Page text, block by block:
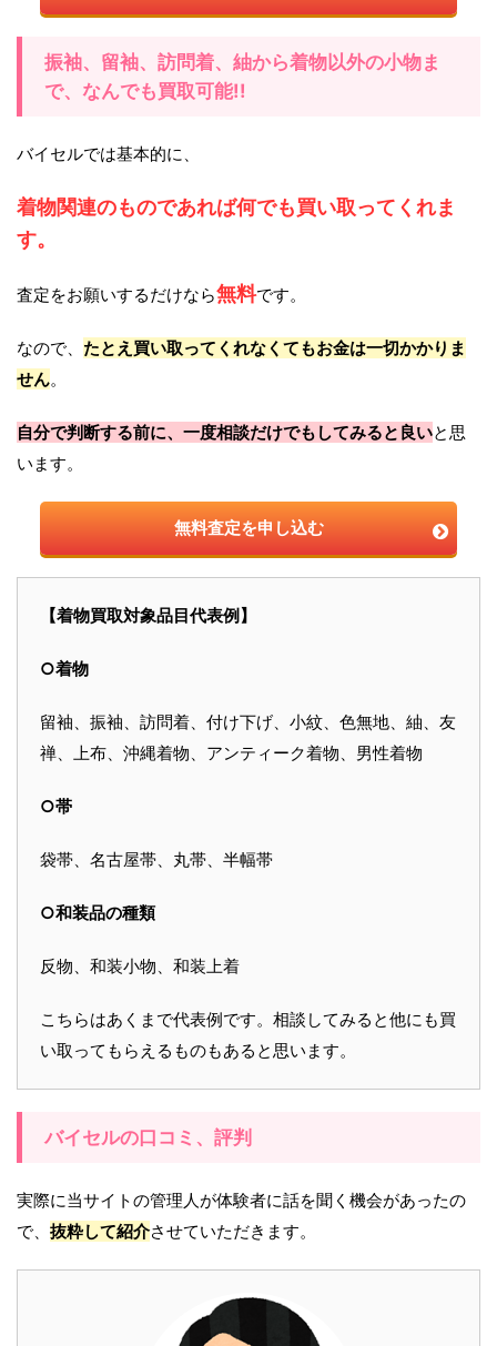
振袖、留袖、訪問着、紬から着物以外の小物ま
で、なんでも買取可能!!
バイセルでは基本的に、
着物関連のものであれば何でも買い取ってくれま
す。
査定をお願いするだけなら無料です。
なので、 たとえ買い取ってくれなくてもお金は一切かかりま
せん。
自分で判断する前に、一度相談だけでもしてみると良いと思
います。
無料査定を申し込む
【着物買取対象品目代表例】
○着物
留袖、振袖、訪問着、付け下げ、小紋、色無地、紬、友
禅、上布、沖縄着物、アンティーク着物、男性着物
○帯
袋帯、名古屋帯、丸帯、半幅帯
○和装品の種類
反物、和装小物、和装上着
こちらはあくまで代表例です。相談してみると他にも買
い取ってもらえるものもあると思います。
バイセルの口コミ、評判
実際に当サイトの管理人が体験者に話を聞く機会があったの
で、 抜粋して紹介させていただきます。